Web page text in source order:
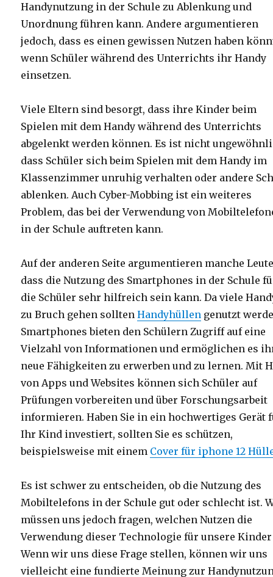
Handynutzung in der Schule zu Ablenkung und
Unordnung führen kann. Andere argumentieren
jedoch, dass es einen gewissen Nutzen haben
wenn Schüler während des Unterrichts ihr Handy
einsetzen.
Viele Eltern sind besorgt, dass ihre Kinder beim
Spielen mit dem Handy während des Unterrichts
abgelenkt werden können. Es ist nicht
dass Schüler sich beim Spielen mit dem Handy im
Klassenzimmer unruhig verhalten oder andere
ablenken. Auch Cyber-Mobbing ist ein weiteres
Problem, das bei der Verwendung von
in der Schule auftreten kann.
Auf der anderen Seite argumentieren manche
dass die Nutzung des Smartphones in der Schule
die Schüler sehr hilfreich sein kann. Da viele
zu Bruch gehen solltenHandyhüllen genutzt
Smartphones bieten den Schülern Zugriff auf eine
Vielzahl von Informationen und ermöglichen es
neue Fähigkeiten zu erwerben und zu lernen. Mit
von Apps und Websites können sich Schüler auf
Prüfungen vorbereiten und über Forschungsarbeit
informieren. Haben Sie in ein hochwertiges Gerät
Ihr Kind investiert, sollten Sie es schützen,
beispielsweise mit einem Cover für iphone 12
Es ist schwer zu entscheiden, ob die Nutzung des
Mobiltelefons in der Schule gut oder schlecht ist.
müssen uns jedoch fragen, welchen Nutzen die
Verwendung dieser Technologie für unsere
Wenn wir uns diese Frage stellen, können wir uns
vielleicht eine fundierte Meinung zur